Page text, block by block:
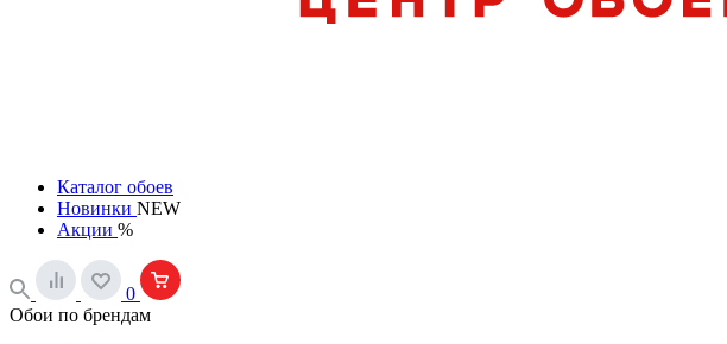
Каталог обоев
Новинки NEW
Акции %
0
Обои по брендам